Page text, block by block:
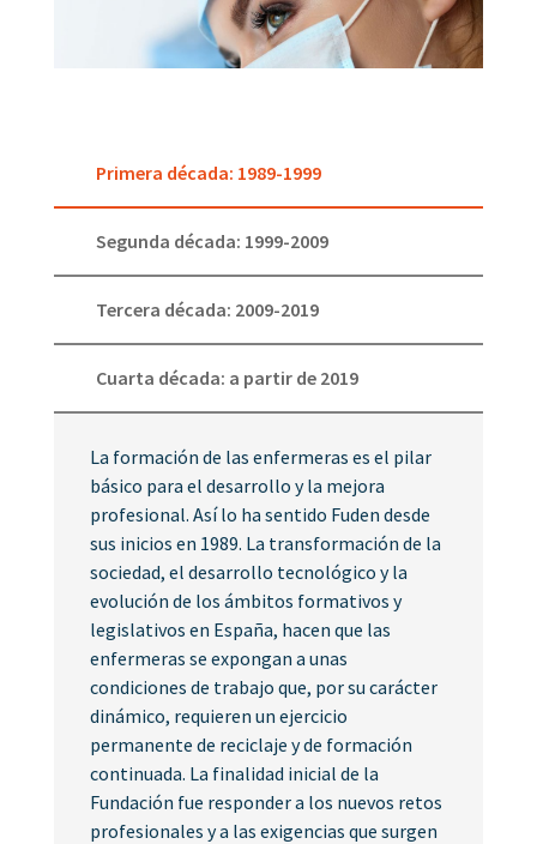
Primera década: 1989-1999
Segunda década: 1999-2009
Tercera década: 2009-2019
Cuarta década: a partir de 2019
La formación de las enfermeras es el pilar
básico para el desarrollo y la mejora
profesional. Así lo ha sentido Fuden desde
sus inicios en 1989. La transformación de la
sociedad, el desarrollo tecnológico y la
evolución de los ámbitos formativos y
legislativos en España, hacen que las
enfermeras se expongan a unas
condiciones de trabajo que, por su carácter
dinámico, requieren un ejercicio
permanente de reciclaje y de formación
continuada. La finalidad inicial de la
Fundación fue responder a los nuevos retos
profesionales y a las exigencias que surgen